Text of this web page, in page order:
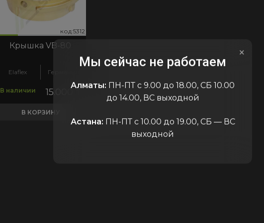
код:5312
Крышка VB-80
Elaflex Германия
В наличии 15.000
В КОРЗИНУ
×
Мы сейчас не работаем
Алматы: ПН-ПТ с 9.00 до 18.00, СБ 10.00
до 14.00, ВС выходной
Астана: ПН-ПТ с 10.00 до 19.00, СБ — ВС
выходной